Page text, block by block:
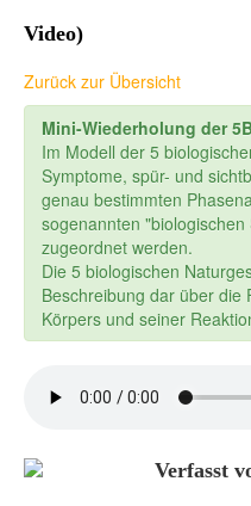
Video)
Zurück zur Übersicht
Mini-Wiederholung der
Im Modell der 5
Symptome, spür- und
genau bestimmten
sogenannten
zugeordnet werden.
Die 5 biologischen
Beschreibung dar über die
Körpers und seiner
Verfasst